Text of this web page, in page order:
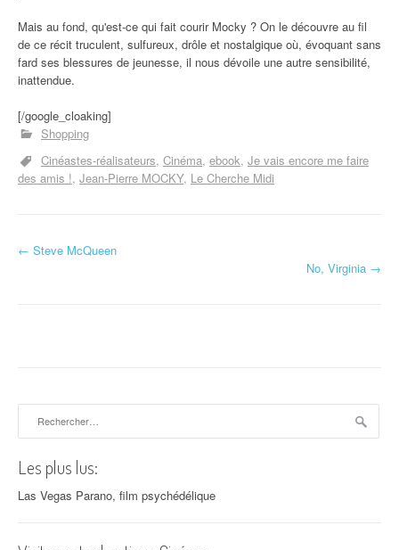
Mais au fond, qu'est-ce qui fait courir Mocky ? On le découvre au fil
de ce récit truculent, sulfureux, drôle et nostalgique où, évoquant sans
fard ses blessures de jeunesse, il nous dévoile une autre sensibilité,
inattendue.
[/google_cloaking]
Shopping
Cinéastes-réalisateurs Cinéma ebook Je vais encore me faire
des amis ! Jean-Pierre MOCKY Le Cherche Midi
Navigation d'article
← Steve McQueen
No, Virginia →
Les plus lus:
Las Vegas Parano, film psychédélique